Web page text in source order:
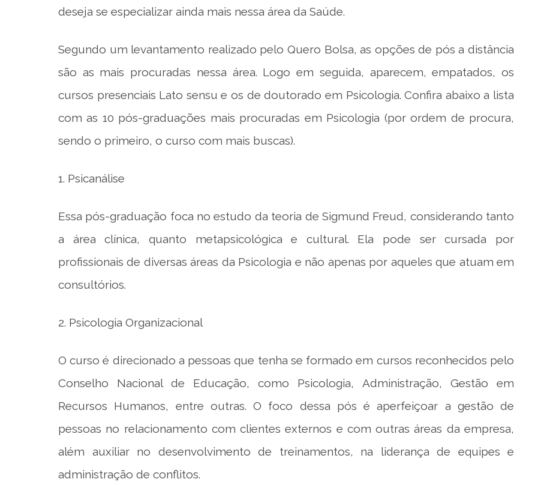
deseja se especializar ainda mais nessa área da Saúde.
Segundo um levantamento realizado pelo Quero Bolsa, as opções de pós a distância
são as mais procuradas nessa área. Logo em seguida, aparecem, empatados, os
cursos presenciais Lato sensu e os de doutorado em Psicologia. Confira abaixo a lista
com as 10 pós-graduações mais procuradas em Psicologia (por ordem de procura,
sendo o primeiro, o curso com mais buscas).
1. Psicanálise
Essa pós-graduação foca no estudo da teoria de Sigmund Freud, considerando tanto
a área clínica, quanto metapsicológica e cultural. Ela pode ser cursada por
profissionais de diversas áreas da Psicologia e não apenas por aqueles que atuam em
consultórios.
2. Psicologia Organizacional
O curso é direcionado a pessoas que tenha se formado em cursos reconhecidos pelo
Conselho Nacional de Educação, como Psicologia, Administração, Gestão em
Recursos Humanos, entre outras. O foco dessa pós é aperfeiçoar a gestão de
pessoas no relacionamento com clientes externos e com outras áreas da empresa,
além auxiliar no desenvolvimento de treinamentos, na liderança de equipes e
administração de conflitos.